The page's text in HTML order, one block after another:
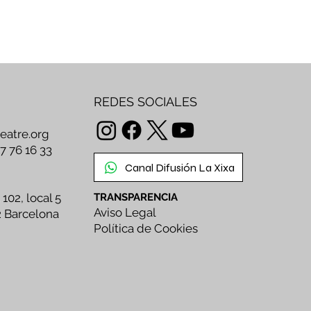
de los
el teatro foro a
mercados y
de
Lab. ¡Descubre esto
en nuestro
76 16 33
local 5
Barcelona
REDES SOCIALES
Canal Difusión La Xixa
TRANSPARENCIA
Aviso Legal
Política de Cookies